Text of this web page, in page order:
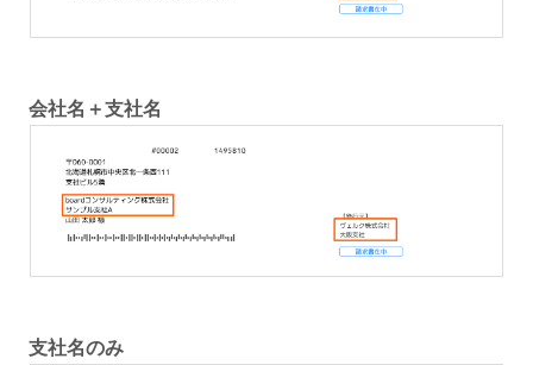
会社名＋支社名
支社名のみ